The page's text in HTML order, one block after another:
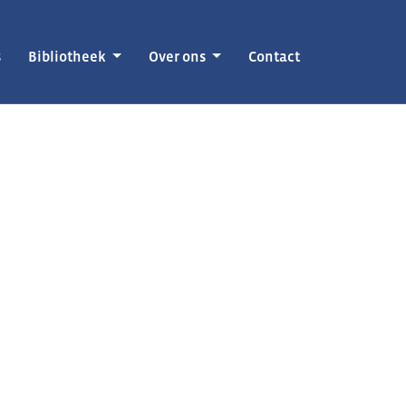
Bibliotheek Over ons Contact